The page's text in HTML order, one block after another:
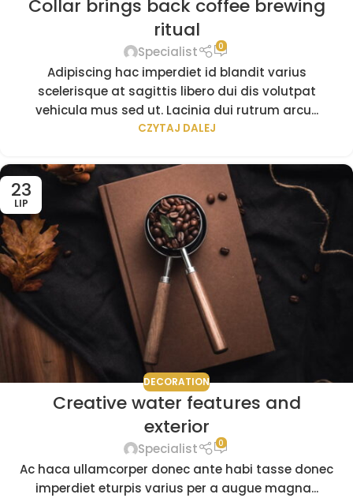
Collar brings back coffee brewing
ritual
Specialist 0
Adipiscing hac imperdiet id blandit varius
scelerisque at sagittis libero dui dis volutpat
vehicula mus sed ut. Lacinia dui rutrum arcu...
CZYTAJ DALEJ
23
LIP
DECORATION
Creative water features and
exterior
Specialist 0
Ac haca ullamcorper donec ante habi tasse donec
imperdiet eturpis varius per a augue magna...